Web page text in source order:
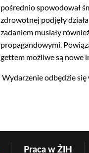
pośrednio spowodował
zdrowotnej podjęły
zadaniem musiały
propagandowymi.
gettem możliwe są nowe
Wydarzenie odbędzie
Praca w ŻIH